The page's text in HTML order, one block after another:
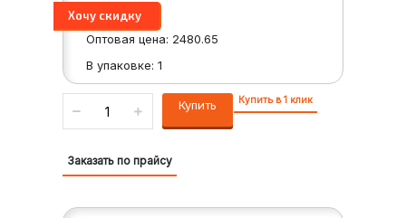
Оптовая цена: 2480.65
В упаковке: 1
Купить Купить в 1 клик
Заказать по прайсу